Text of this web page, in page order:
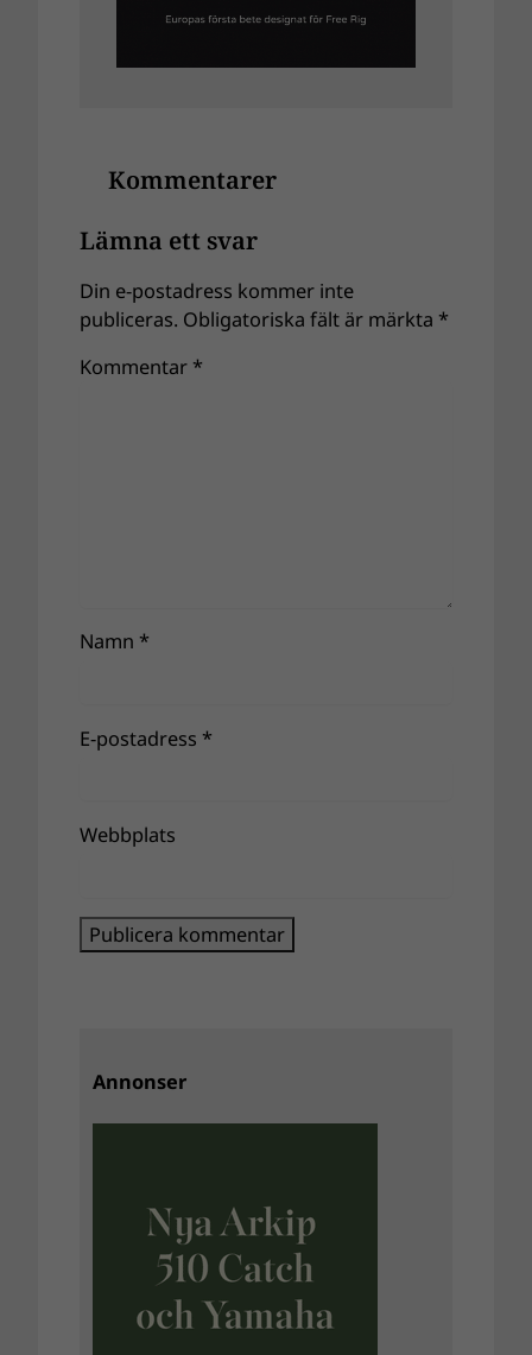
Kommentarer
Lämna ett svar
Din e-postadress kommer inte
publiceras. Obligatoriska fält är märkta *
Kommentar *
Namn *
E-postadress *
Webbplats
Annonser